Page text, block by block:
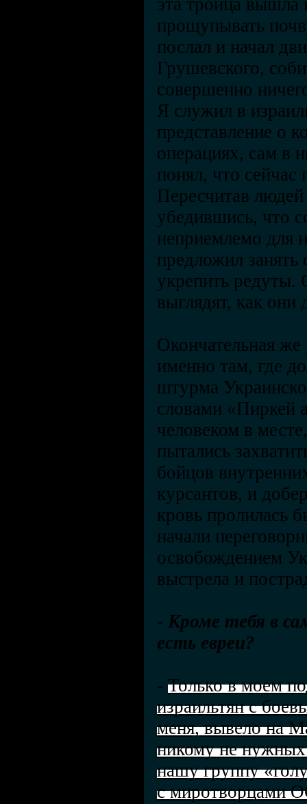
эта троица вышла
прощупывать
послал и начал
Грушевского,
совершенно
Я служил в
представление о
операциях, сам в
понял, что сейчас
Пересчитав
убедившись, что
неприемлемо для
предложил
укрепить редуты.
выглядят, как
Окончательная же
именно там, где
штурма
словами «Пиркей
человеком в
пытались
бойцов
курсантов, и
кровь пролилась
начали
освобождением
выстрела и
- Кроме тебя в
есть евреи?
- Только в моем
израильтян с
меня, вывело на
никому не
нашу группу
с миротворцами